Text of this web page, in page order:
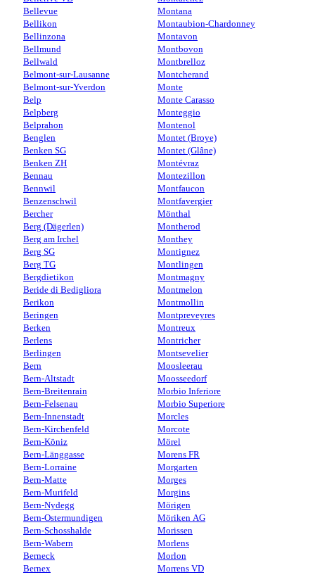
Bellevue
Bellikon
Bellinzona
Bellmund
Bellwald
Belmont-sur-Lausanne
Belmont-sur-Yverdon
Belp
Belpberg
Belprahon
Benglen
Benken SG
Benken ZH
Bennau
Bennwil
Benzenschwil
Bercher
Berg (Dägerlen)
Berg am Irchel
Berg SG
Berg TG
Bergdietikon
Beride di Bedigliora
Berikon
Beringen
Berken
Berlens
Berlingen
Bern
Bern-Altstadt
Bern-Breitenrain
Bern-Felsenau
Bern-Innenstadt
Bern-Kirchenfeld
Bern-Köniz
Bern-Länggasse
Bern-Lorraine
Bern-Matte
Bern-Murifeld
Bern-Nydegg
Bern-Ostermundigen
Bern-Schosshalde
Bern-Wabern
Berneck
Bernex
Montana
Montaubion-Chardonney
Montavon
Montbovon
Montbrelloz
Montcherand
Monte
Monte Carasso
Monteggio
Montenol
Montet (Broye)
Montet (Glâne)
Montévraz
Montezillon
Montfaucon
Montfavergier
Mönthal
Montherod
Monthey
Montignez
Montlingen
Montmagny
Montmelon
Montmollin
Montpreveyres
Montreux
Montricher
Montsevelier
Moosleerau
Moosseedorf
Morbio Inferiore
Morbio Superiore
Morcles
Morcote
Mörel
Morens FR
Morgarten
Morges
Morgins
Mörigen
Möriken AG
Morissen
Morlens
Morlon
Morrens VD